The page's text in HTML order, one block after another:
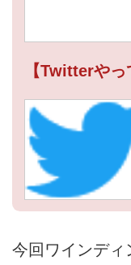
【Twitterやっ
今回ワインディ